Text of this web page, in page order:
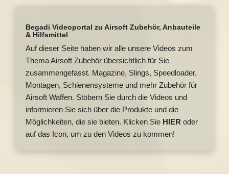
Begadi Videoportal zu Airsoft Zubehör, Anbauteile
& Hilfsmittel
Auf dieser Seite haben wir alle unsere Videos zum
Thema Airsoft Zubehör übersichtlich für Sie
zusammengefasst. Magazine, Slings, Speedloader,
Montagen, Schienensysteme und mehr Zubehör für
Airsoft Waffen. Stöbern Sie durch die Videos und
informieren Sie sich über die Produkte und die
Möglichkeiten, die sie bieten. Klicken Sie HIER oder
auf das Icon, um zu den Videos zu kommen!